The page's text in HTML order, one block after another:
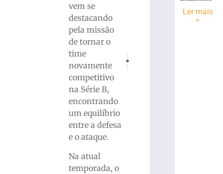
vem se
destacando
pela missão
de tornar o
time
novamente
competitivo
na Série B,
encontrando
um equilíbrio
entre a defesa
e o ataque.
Na atual
temporada, o
Ler mais
»